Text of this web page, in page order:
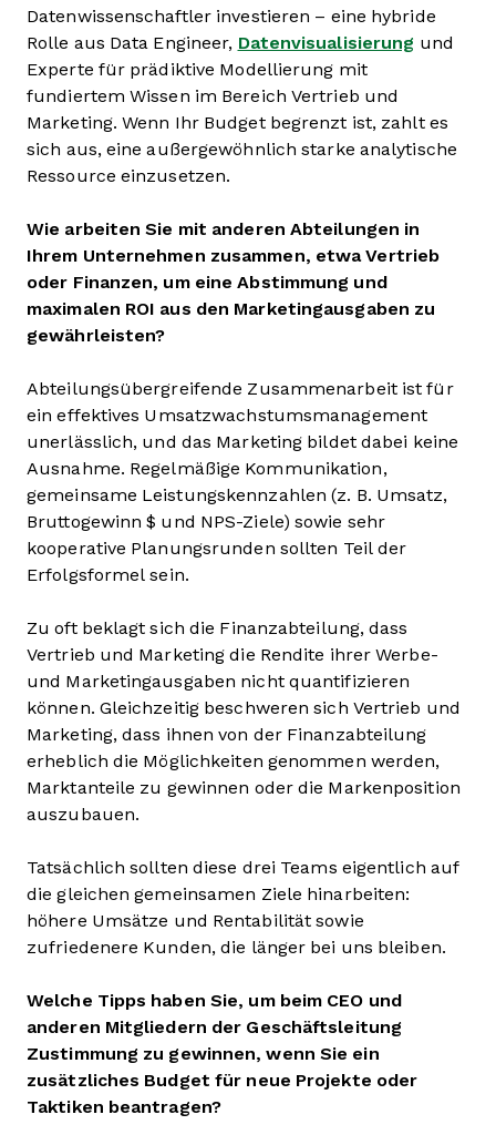
Datenwissenschaftler investieren – eine hybride
Rolle aus Data Engineer, Datenvisualisierung und
Experte für prädiktive Modellierung mit
fundiertem Wissen im Bereich Vertrieb und
Marketing. Wenn Ihr Budget begrenzt ist, zahlt es
sich aus, eine außergewöhnlich starke analytische
Ressource einzusetzen.
Wie arbeiten Sie mit anderen Abteilungen in
Ihrem Unternehmen zusammen, etwa Vertrieb
oder Finanzen, um eine Abstimmung und
maximalen ROI aus den Marketingausgaben zu
gewährleisten?
Abteilungsübergreifende Zusammenarbeit ist für
ein effektives Umsatzwachstumsmanagement
unerlässlich, und das Marketing bildet dabei keine
Ausnahme. Regelmäßige Kommunikation,
gemeinsame Leistungskennzahlen (z. B. Umsatz,
Bruttogewinn $ und NPS-Ziele) sowie sehr
kooperative Planungsrunden sollten Teil der
Erfolgsformel sein.
Zu oft beklagt sich die Finanzabteilung, dass
Vertrieb und Marketing die Rendite ihrer Werbe-
und Marketingausgaben nicht quantifizieren
können. Gleichzeitig beschweren sich Vertrieb und
Marketing, dass ihnen von der Finanzabteilung
erheblich die Möglichkeiten genommen werden,
Marktanteile zu gewinnen oder die Markenposition
auszubauen.
Tatsächlich sollten diese drei Teams eigentlich auf
die gleichen gemeinsamen Ziele hinarbeiten:
höhere Umsätze und Rentabilität sowie
zufriedenere Kunden, die länger bei uns bleiben.
Welche Tipps haben Sie, um beim CEO und
anderen Mitgliedern der Geschäftsleitung
Zustimmung zu gewinnen, wenn Sie ein
zusätzliches Budget für neue Projekte oder
Taktiken beantragen?